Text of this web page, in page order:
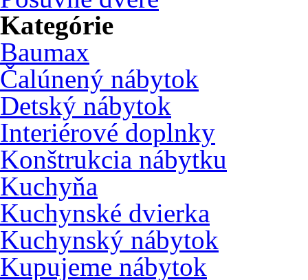
Kategórie
Baumax
Čalúnený nábytok
Detský nábytok
Interiérové doplnky
Konštrukcia nábytku
Kuchyňa
Kuchynské dvierka
Kuchynský nábytok
Kupujeme nábytok